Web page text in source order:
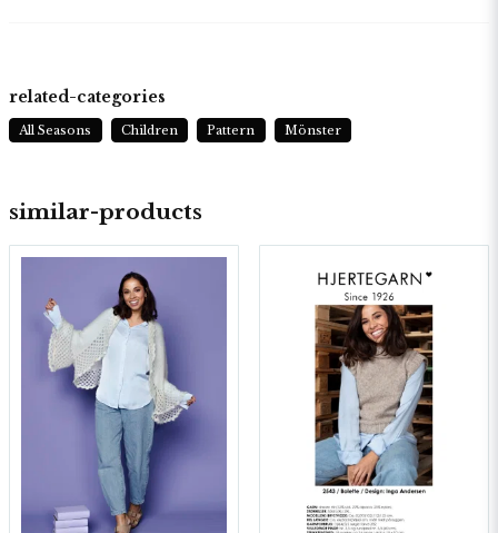
similar-products
related-categories
All Seasons Children Pattern Mönster